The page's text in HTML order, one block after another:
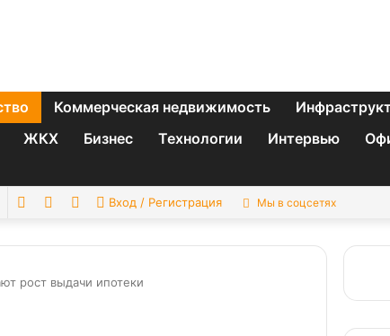
Коммерческая недвижимость
ЖКХ Бизнес Технологии Интервью
SwitchSidebarСлучайная
Вход / Регистрация Мы в соцсетях
рост выдачи ипотеки